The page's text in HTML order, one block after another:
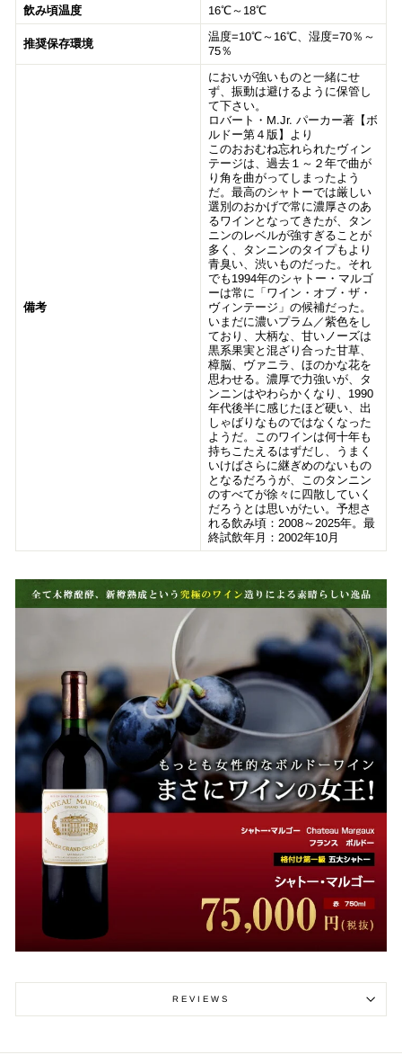
飲み頃温度
16℃～18℃
推奨保存環境
温度=10℃～16℃、湿度=70％～
75％
備考
においが強いものと一緒にせ
ず、振動は避けるように保管し
て下さい。
ロバート・M.Jr. パーカー著【ボ
ルドー第４版】より
このおおむね忘れられたヴィン
テージは、過去１～２年で曲が
り角を曲がってしまったよう
だ。最高のシャトーでは厳しい
選別のおかげで常に濃厚さのあ
るワインとなってきたが、タン
ニンのレベルが強すぎることが
多く、タンニンのタイプもより
青臭い、渋いものだった。それ
でも1994年のシャトー・マルゴ
ーは常に「ワイン・オブ・ザ・
ヴィンテージ」の候補だった。
いまだに濃いプラム／紫色をし
ており、大柄な、甘いノーズは
黒系果実と混ざり合った甘草、
樟脳、ヴァニラ、ほのかな花を
思わせる。濃厚で力強いが、タ
ンニンはやわらかくなり、1990
年代後半に感じたほど硬い、出
しゃばりなものではなくなった
ようだ。このワインは何十年も
持ちこたえるはずだし、うまく
いけばさらに継ぎめのないもの
となるだろうが、このタンニン
のすべてが徐々に四散していく
だろうとは思いがたい。予想さ
れる飲み頃：2008～2025年。最
終試飲年月：2002年10月
REVIEWS